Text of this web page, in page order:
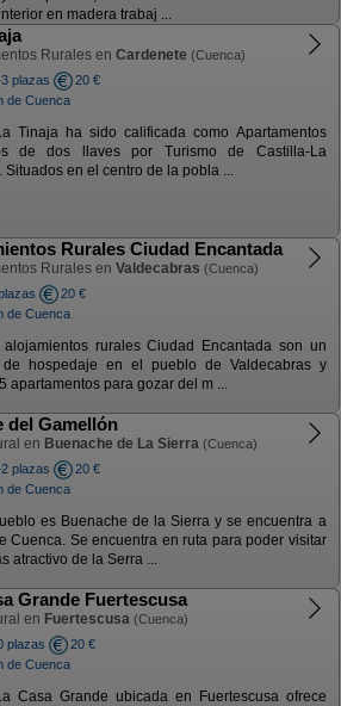
en madera trabaj ...
Rurales en Cardenete (Cuenca)
plazas
20 €
de Cuenca
Tinaja ha sido calificada como Apartamentos
de dos llaves por Turismo de Castilla-La
Situados en el centro de la pobla ...
Rurales Ciudad Encantada
Rurales en Valdecabras (Cuenca)
20 €
de Cuenca
alojamientos rurales Ciudad Encantada son un
de hospedaje en el pueblo de Valdecabras y
apartamentos para gozar del m ...
del Gamellón
en Buenache de La Sierra (Cuenca)
plazas
20 €
de Cuenca
es Buenache de la Sierra y se encuentra a
Cuenca. Se encuentra en ruta para poder visitar
atractivo de la Serra ...
Grande Fuertescusa
en Fuertescusa (Cuenca)
plazas
20 €
de Cuenca
Casa Grande ubicada en Fuertescusa ofrece